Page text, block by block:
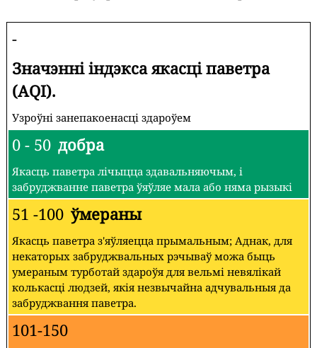
-
Значэнні індэкса якасці паветра
(AQI).
Узроўні занепакоенасці здароўем
0 - 50 добра
Якасць паветра лічыцца здавальняючым, і
забруджванне паветра ўяўляе мала або няма рызыкі
51 -100 ўмераны
Якасць паветра з'яўляецца прымальным; Аднак, для
некаторых забруджвальных рэчываў можа быць
умераным турботай здароўя для вельмі невялікай
колькасці людзей, якія незвычайна адчувальныя да
забруджвання паветра.
101-150